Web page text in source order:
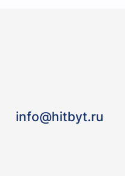
info@hitbyt.ru